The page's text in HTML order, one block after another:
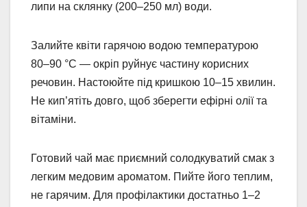
липи на склянку (200–250 мл) води.
Залийте квіти гарячою водою температурою
80–90 °C — окріп руйнує частину корисних
речовин. Настоюйте під кришкою 10–15 хвилин.
Не кип’ятіть довго, щоб зберегти ефірні олії та
вітаміни.
Готовий чай має приємний солодкуватий смак з
легким медовим ароматом. Пийте його теплим,
не гарячим. Для профілактики достатньо 1–2